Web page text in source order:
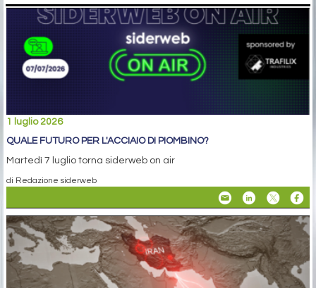
1 luglio 2026
QUALE FUTURO PER L'ACCIAIO DI PIOMBINO?
Martedì 7 luglio torna siderweb on air
di Redazione siderweb